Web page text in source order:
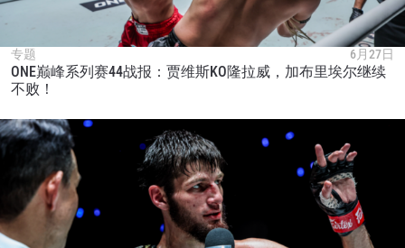
专题 6月27日
ONE巅峰系列赛44战报：贾维斯KO隆拉威，加布里埃尔继续
不败！